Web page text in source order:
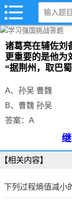
诸葛亮在辅佐刘
更重要的是他为
“据荆州，取巴
A、孙吴 曹魏
B、曹魏 孙吴
答案：A
【相关内容】
下列过程熵值减小